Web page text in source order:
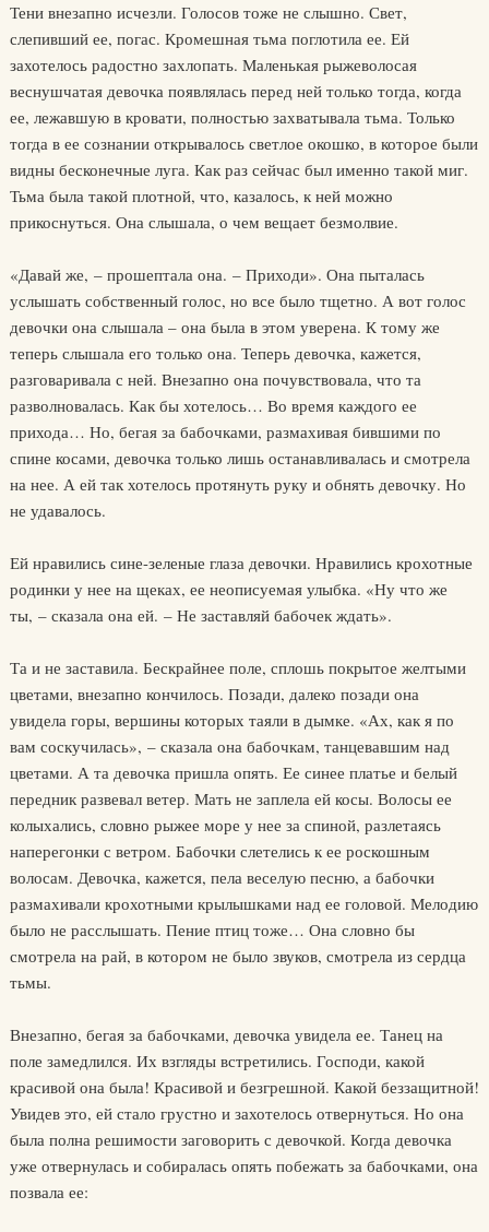
Тени внезапно исчезли. Голосов тоже не слышно. Свет,
слепивший ее, погас. Кромешная тьма поглотила ее. Ей
захотелось радостно захлопать. Маленькая рыжеволосая
веснушчатая девочка появлялась перед ней только тогда, когда
ее, лежавшую в кровати, полностью захватывала тьма. Только
тогда в ее сознании открывалось светлое окошко, в которое были
видны бесконечные луга. Как раз сейчас был именно такой миг.
Тьма была такой плотной, что, казалось, к ней можно
прикоснуться. Она слышала, о чем вещает безмолвие.
«Давай же, – прошептала она. – Приходи». Она пыталась
услышать собственный голос, но все было тщетно. А вот голос
девочки она слышала – она была в этом уверена. К тому же
теперь слышала его только она. Теперь девочка, кажется,
разговаривала с ней. Внезапно она почувствовала, что та
разволновалась. Как бы хотелось… Во время каждого ее
прихода… Но, бегая за бабочками, размахивая бившими по
спине косами, девочка только лишь останавливалась и смотрела
на нее. А ей так хотелось протянуть руку и обнять девочку. Но
не удавалось.
Ей нравились сине-зеленые глаза девочки. Нравились крохотные
родинки у нее на щеках, ее неописуемая улыбка. «Ну что же
ты, – сказала она ей. – Не заставляй бабочек ждать».
Та и не заставила. Бескрайнее поле, сплошь покрытое желтыми
цветами, внезапно кончилось. Позади, далеко позади она
увидела горы, вершины которых таяли в дымке. «Ах, как я по
вам соскучилась», – сказала она бабочкам, танцевавшим над
цветами. А та девочка пришла опять. Ее синее платье и белый
передник развевал ветер. Мать не заплела ей косы. Волосы ее
колыхались, словно рыжее море у нее за спиной, разлетаясь
наперегонки с ветром. Бабочки слетелись к ее роскошным
волосам. Девочка, кажется, пела веселую песню, а бабочки
размахивали крохотными крылышками над ее головой. Мелодию
было не расслышать. Пение птиц тоже… Она словно бы
смотрела на рай, в котором не было звуков, смотрела из сердца
тьмы.
Внезапно, бегая за бабочками, девочка увидела ее. Танец на
поле замедлился. Их взгляды встретились. Господи, какой
красивой она была! Красивой и безгрешной. Какой беззащитной!
Увидев это, ей стало грустно и захотелось отвернуться. Но она
была полна решимости заговорить с девочкой. Когда девочка
уже отвернулась и собиралась опять побежать за бабочками, она
позвала ее: